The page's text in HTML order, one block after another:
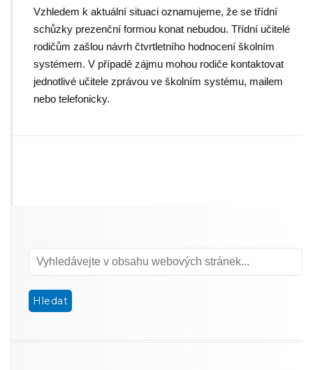
Vzhledem k aktuální situaci oznamujeme, že se třídní
schůzky prezenční formou konat nebudou. Třídní učitelé
rodičům zašlou návrh čtvrtletního hodnocení školním
systémem. V případě zájmu mohou rodiče kontaktovat
jednotlivé učitele zprávou ve školním systému, mailem
nebo telefonicky.